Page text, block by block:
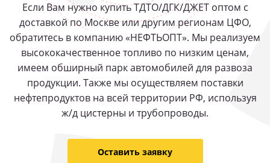
Если Вам нужно купить ТДТО/ДГК/ДЖЕТ оптом с
доставкой по Москве или другим регионам ЦФО,
обратитесь в компанию «НЕФТЬОПТ». Мы реализуем
высококачественное топливо по низким ценам,
имеем обширный парк автомобилей для развоза
продукции. Также мы осуществляем поставки
нефтепродуктов на всей территории РФ, используя
ж/д цистерны и трубопроводы.
Оставить заявку